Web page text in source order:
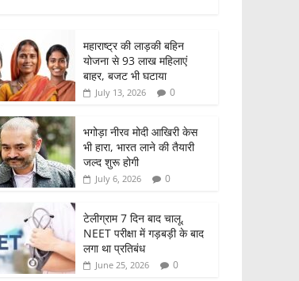
c
e
b
o
o
k
er s
A
p
p
ar
e
महाराष्ट्र की लाड़की बहिन
योजना से 93 लाख महिलाएं
बाहर, बजट भी घटाया
July 13, 2026 0
भगोड़ा नीरव मोदी आखिरी केस
भी हारा, भारत लाने की तैयारी
जल्द शुरू होगी
July 6, 2026 0
टेलीग्राम 7 दिन बाद चालू,
NEET परीक्षा में गड़बड़ी के बाद
लगा था प्रतिबंध
June 25, 2026 0